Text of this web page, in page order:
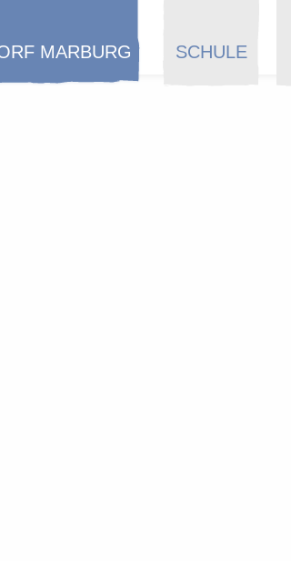
MARBURG SCHULE